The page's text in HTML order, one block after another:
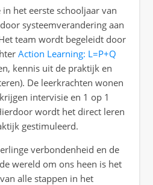
het eerste schooljaar van
systeemverandering aan
team wordt begeleidt door
Action Learning: L=P+Q
kennis uit de praktijk en
De leerkrachten wonen
intervisie en 1 op 1
wordt het direct leren
gestimuleerd.
verbondenheid en de
wereld om ons heen is het
alle stappen in het